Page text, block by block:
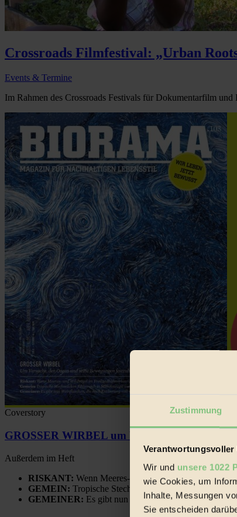
Zustimmung
Verantwortungsvoller
Wir und unsere 1022
wie Cookies, um
Inhalte, Messungen
Sie entscheiden
Crossroads Filmfestival: „Urban
Events & Termine
Im Rahmen des Crossroads Festivals für Dokumentarfilm
Coverstory
GROSSER WIRBEL um Versuche, den Ozean
Außerdem im Heft
RISKANT: Wenn Meeres- und Wildvögel im
GEMEIN: Tropische Stechmücken fühlen sich in
GEMEINER: Es gibt nun Weinflaschen, die nach